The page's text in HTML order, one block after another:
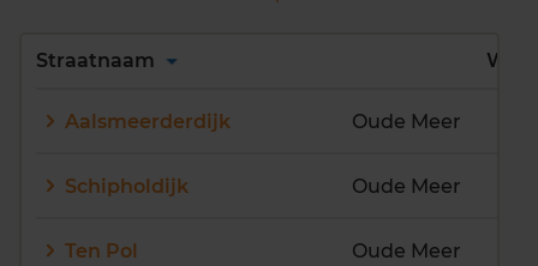
Alles
M
Q
R U
V
Straatnaam Wijk
Aalsmeerderdijk Oude Meer
Schipholdijk Oude Meer
Ten Pol Oude Meer